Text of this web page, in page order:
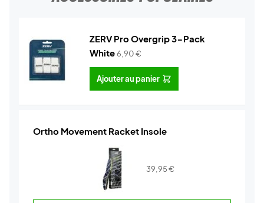
ZERV Pro Overgrip 3-Pack
White6,90€
Ajouter au panier
Ortho Movement Racket Insole
39,95€